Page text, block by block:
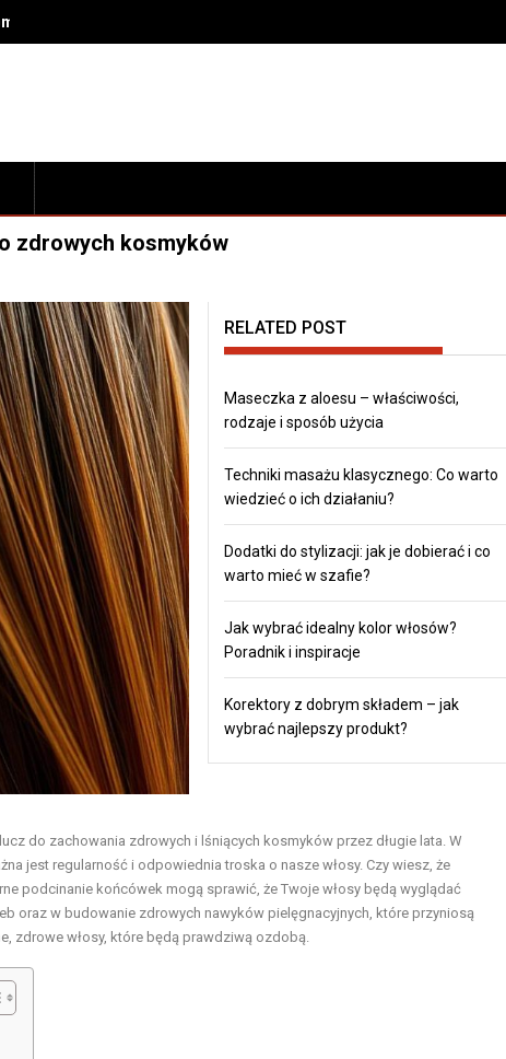
do serwisu i dopasować je do modelu roweru
zdrowych kosmyków
RELATED POST
Maseczka z aloesu – właściwości,
rodzaje i sposób użycia
Techniki masażu klasycznego: Co warto
wiedzieć o ich działaniu?
Dodatki do stylizacji: jak je dobierać i co
warto mieć w szafie?
Jak wybrać idealny kolor włosów?
Poradnik i inspiracje
Korektory z dobrym składem – jak
wybrać najlepszy produkt?
do zachowania zdrowych i lśniących kosmyków przez długie lata. W
jest regularność i odpowiednia troska o nasze włosy. Czy wiesz, że
podcinanie końcówek mogą sprawić, że Twoje włosy będą wyglądać
oraz w budowanie zdrowych nawyków pielęgnacyjnych, które przyniosą
zdrowe włosy, które będą prawdziwą ozdobą.